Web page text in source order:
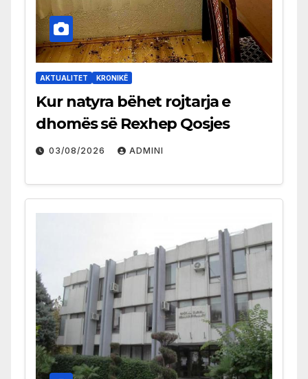
AKTUALITET KRONIKË
Kur natyra bëhet rojtarja e
dhomës së Rexhep Qosjes
03/08/2026 ADMINI